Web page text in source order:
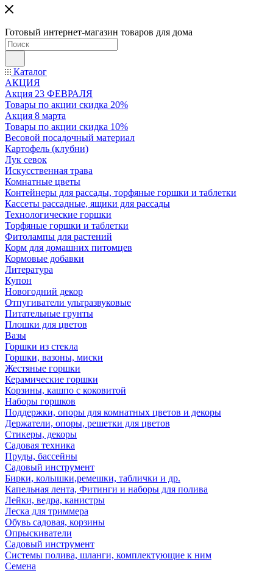
Готовый интернет-магазин товаров для дома
Каталог
АКЦИЯ
Акция 23 ФЕВРАЛЯ
Товары по акции скидка 20%
Акция 8 марта
Товары по акции скидка 10%
Весовой посадочный материал
Картофель (клубни)
Лук севок
Искусственная трава
Комнатные цветы
Контейнеры для рассады, торфяные горшки и таблетки
Кассеты рассадные, ящики для рассады
Технологические горшки
Торфяные горшки и таблетки
Фитолампы для растений
Корм для домашних питомцев
Кормовые добавки
Литература
Купон
Новогодний декор
Отпугиватели ультразвуковые
Питательные грунты
Плошки для цветов
Вазы
Горшки из стекла
Горшки, вазоны, миски
Жестяные горшки
Керамические горшки
Корзины, кашпо с коковитой
Наборы горшков
Поддержки, опоры для комнатных цветов и декоры
Держатели, опоры, решетки для цветов
Стикеры, декоры
Садовая техника
Пруды, бассейны
Садовый инструмент
Бирки, колышки,ремешки, таблички и др.
Капельная лента, Фитинги и наборы для полива
Лейки, ведра, канистры
Леска для триммера
Обувь садовая, корзины
Опрыскиватели
Садовый инструмент
Системы полива, шланги, комплектующие к ним
Семена